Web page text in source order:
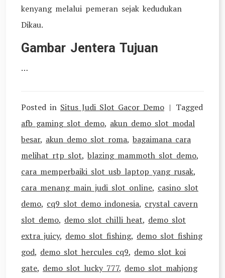
kenyang melalui pemeran sejak kedudukan
Dikau.
Gambar Jentera Tujuan
…
Posted in Situs Judi Slot Gacor Demo
Tagged
afb gaming slot demo, akun demo slot modal
besar, akun demo slot roma, bagaimana cara
melihat rtp slot, blazing mammoth slot demo,
cara memperbaiki slot usb laptop yang rusak,
cara menang main judi slot online, casino slot
demo, cq9 slot demo indonesia, crystal cavern
slot demo, demo slot chilli heat, demo slot
extra juicy, demo slot fishing, demo slot fishing
god, demo slot hercules cq9, demo slot koi
gate, demo slot lucky 777, demo slot mahjong